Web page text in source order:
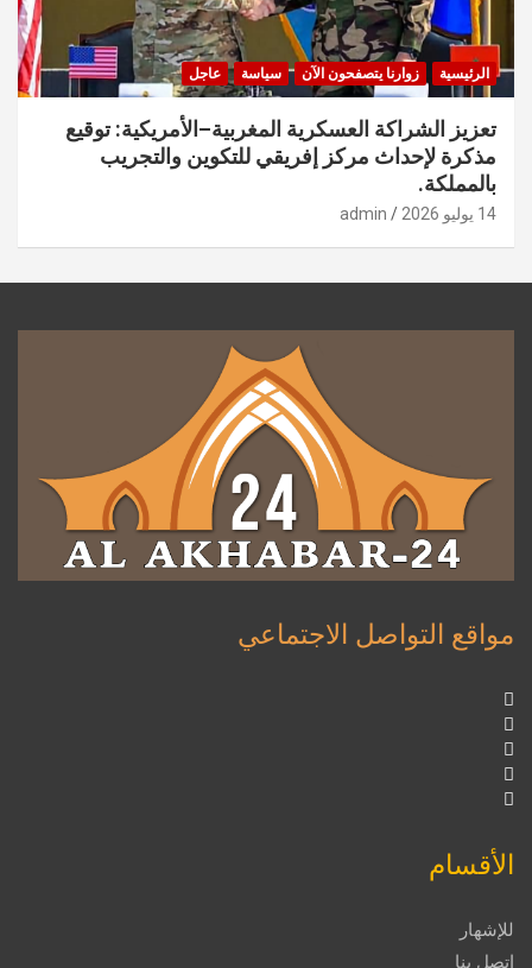
الرئيسية زوارنا يتصفحون الآن سياسة عاجل
تعزيز الشراكة العسكرية المغربية–الأمريكية: توقيع
مذكرة لإحداث مركز إفريقي للتكوين والتجريب
بالمملكة.
14 يوليو 2026 admin
مواقع التواصل الاجتماعي
الأقسام
للإشهار
اتصل بنا